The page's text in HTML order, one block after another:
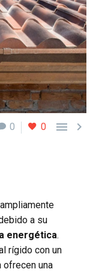
0 0  
a su
energética.
rígido con un
ofrecen una